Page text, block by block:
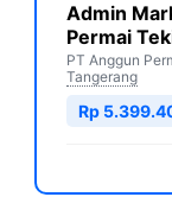
Admin
Permai
PT Anggun
Tangerang
Rp